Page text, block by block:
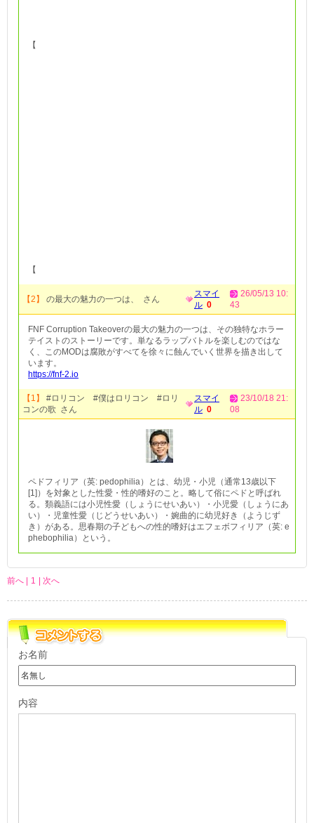
【
【
【2】 の最大の魅力の一つは、 さん
スマイ
ル 0
26/05/13 10:
43
FNF Corruption Takeoverの最大の魅力の一つは、その独特なホラー
テイストのストーリーです。単なるラップバトルを楽しむのではな
く、このMODは腐敗がすべてを徐々に蝕んでいく世界を描き出して
います。
https://fnf-2.io
【1】
#ロリコン #僕はロリコン #ロリ
コンの歌 さん
スマイ
ル 0
23/10/18 21:
08
ペドフィリア（英: pedophilia）とは、幼児・小児（通常13歳以下
[1]）を対象とした性愛・性的嗜好のこと。略して俗にペドと呼ばれ
る。類義語には小児性愛（しょうにせいあい）・小児愛（しょうにあ
い）・児童性愛（じどうせいあい）・婉曲的に幼児好き（ようじず
き）がある。思春期の子どもへの性的嗜好はエフェボフィリア（英: e
phebophilia）という。
前へ | 1 | 次へ
お名前
内容